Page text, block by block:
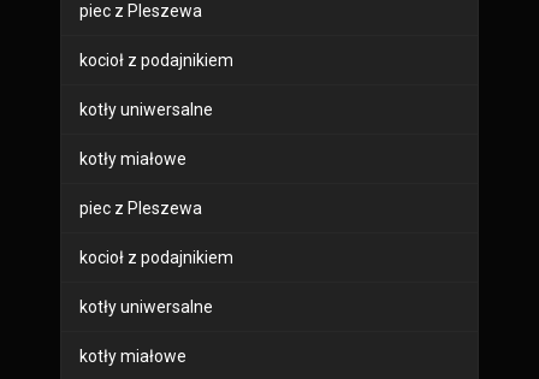
piec z Pleszewa
kocioł z podajnikiem
kotły uniwersalne
kotły miałowe
piec z Pleszewa
kocioł z podajnikiem
kotły uniwersalne
kotły miałowe